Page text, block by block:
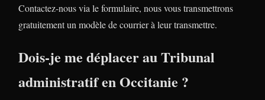
Contactez-nous via le formulaire, nous vous transmettrons
gratuitement un modèle de courrier à leur transmettre.
Dois-je me déplacer au Tribunal
administratif en Occitanie ?